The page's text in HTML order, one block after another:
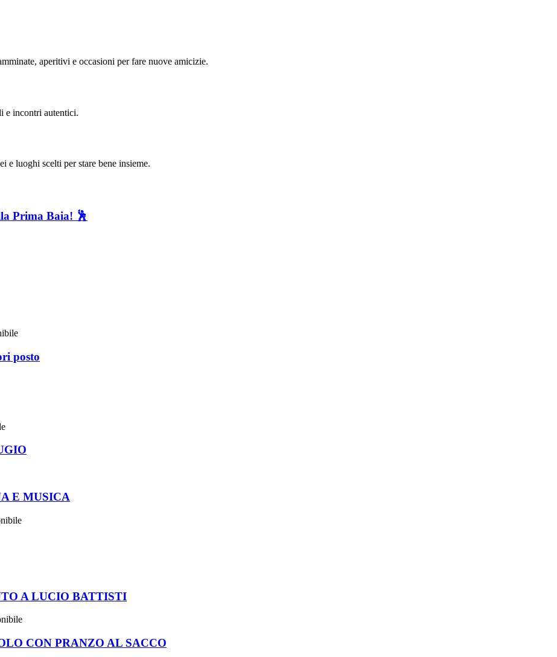
aperitivi e occasioni per fare nuove amicizie.
e incontri autentici.
e luoghi scelti per stare bene insieme.
Prima Baia! 🕺
posto
E MUSICA
A LUCIO BATTISTI
CON PRANZO AL SACCO